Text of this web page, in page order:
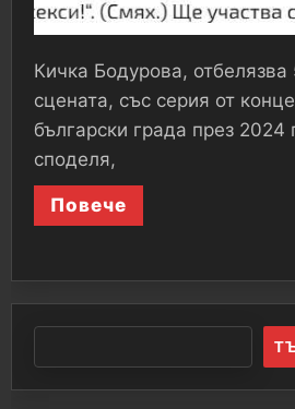
Кичка Бодурова, отбелязва
сцената, със серия от
български града през 2024
споделя,
Повече